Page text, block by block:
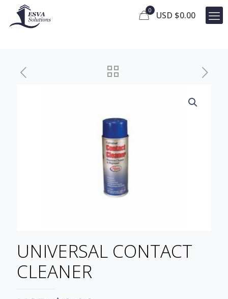
0 USD $0.00
UNIVERSAL CONTACT
CLEANER